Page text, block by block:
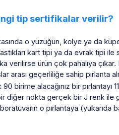
tip sertifikalar verilir?
o yüzüğün, kolye ya da
kart tipi ya da evrak tipi
ürün çok pahalıya çıkar.
arası geçerliliğe sahip pırlanta
birime alacağınız bir pırlantayı
diğer nokta gerçek bir J renk
o pırlantaya